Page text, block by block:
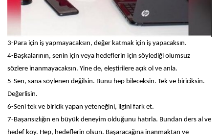
3-Para için iş yapmayacaksın, değer katmak için iş yapacaksın.
4-Başkalarının, senin için veya hedeflerin için söylediği olumsuz
sözlere inanmayacaksın. Yine de, eleştirilere açık ol ve anla.
5-Sen, sana söylenen değilsin. Bunu hep bileceksin. Tek ve biriciksin.
Değerlisin.
6-Seni tek ve biricik yapan yeteneğini, ilgini fark et.
7-Başarısızlığın en büyük deneyim olduğunu hatırla. Bundan ders al ve
hedef koy. Hep, hedeflerin olsun. Başaracağına inanmaktan ve